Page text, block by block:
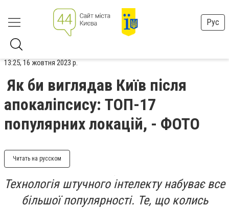
Рус
13:25, 16 жовтня 2023 р.
Як би виглядав Київ після
апокаліпсису: ТОП-17
популярних локацій, - ФОТО
Читать на русском
Технологія штучного інтелекту набуває все
більшої популярності. Те, що колись